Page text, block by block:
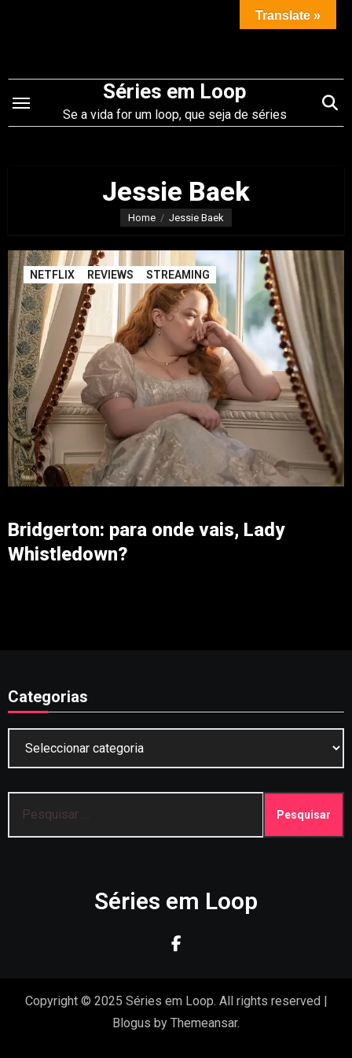
conteúdo
Séries em Loop
Se a vida for um loop, que seja de séries
Jessie Baek
Home Jessie Baek
NETFLIX REVIEWS STREAMING
Bridgerton: para onde vais, Lady
Whistledown?
Categorias
por:
Séries em Loop
Copyright © 2025 Séries em Loop. All rights reserved |
Blogus by Themeansar.
Translate »